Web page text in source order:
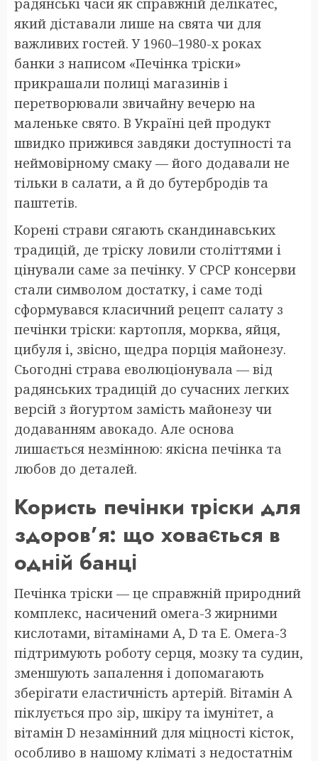
радянські часи як справжній делікатес,
який діставали лише на свята чи для
важливих гостей. У 1960–1980-х роках
банки з написом «Печінка тріски»
прикрашали полиці магазинів і
перетворювали звичайну вечерю на
маленьке свято. В Україні цей продукт
швидко прижився завдяки доступності та
неймовірному смаку — його додавали не
тільки в салати, а й до бутербродів та
паштетів.
Корені страви сягають скандинавських
традицій, де тріску ловили століттями і
цінували саме за печінку. У СРСР консерви
стали символом достатку, і саме тоді
сформувався класичний рецепт салату з
печінки тріски: картопля, морква, яйця,
цибуля і, звісно, щедра порція майонезу.
Сьогодні страва еволюціонувала — від
радянських традицій до сучасних легких
версій з йогуртом замість майонезу чи
додаванням авокадо. Але основа
лишається незмінною: якісна печінка та
любов до деталей.
Користь печінки тріски для
здоров’я: що ховається в
одній банці
Печінка тріски — це справжній природний
комплекс, насичений омега-3 жирними
кислотами, вітамінами А, D та Е. Омега-3
підтримують роботу серця, мозку та судин,
зменшують запалення і допомагають
зберігати еластичність артерій. Вітамін А
піклується про зір, шкіру та імунітет, а
вітамін D незамінний для міцності кісток,
особливо в нашому кліматі з недостатнім